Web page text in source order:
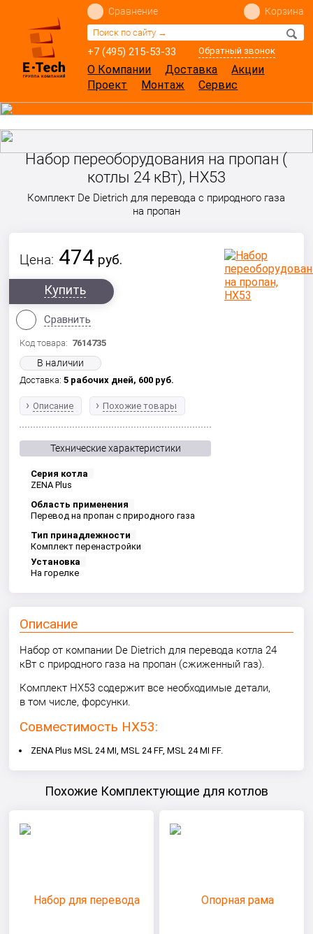
+7 (495) 215-53-33 Обратный звонок
Сравнение Корзина
О Компании Доставка
Акции
Проект
Монтаж Сервис
Набор переоборудования на пропан (
котлы 24 кВт), HX53
Комплект De Dietrich для перевода с природного газа
на пропан
Цена: 474 руб.
Купить
Сравнить
Код товара: 7614735
В наличии
Доставка:5 рабочих дней, 600 руб.
Описание Похожие товары
Технические характеристики
Серия котла
ZENA Plus
Область применения
Перевод на пропан с природного газа
Тип принадлежности
Комплект перенастройки
Установка
На горелке
Описание
Набор от компании De Dietrich для перевода котла 24
кВт с природного газа на пропан (сжиженный газ).
Комплект HX53 содержит все необходимые детали,
в том числе, форсунки.
Совместимость HX53:
ZENA Plus MSL 24 MI, MSL 24 FF, MSL 24 MI FF.
Похожие Комплектующие для котлов